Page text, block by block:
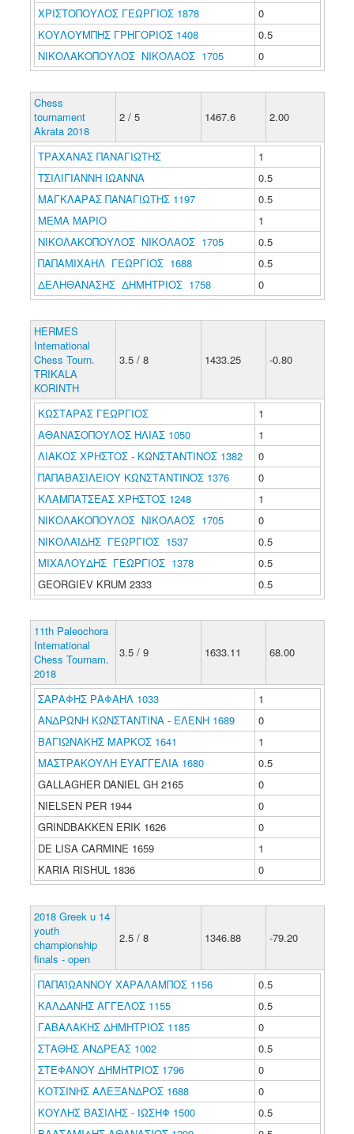
ΧΡΙΣΤΟΠΟΥΛΟΣ ΓΕΩΡΓΙΟΣ 1878
0
ΚΟΥΛΟΥΜΠΗΣ ΓΡΗΓΟΡΙΟΣ 1408
0.5
ΝΙΚΟΛΑΚΟΠΟΥΛΟΣ ΝΙΚΟΛΑΟΣ 1705
0
Chess
tournament
Akrata 2018
2 / 5 1467.6 2.00
ΤΡΑΧΑΝΑΣ ΠΑΝΑΓΙΩΤΗΣ
1
ΤΣΙΛΙΓΙΑΝΝΗ ΙΩΑΝΝΑ
0.5
ΜΑΓΚΛΑΡΑΣ ΠΑΝΑΓΙΩΤΗΣ 1197
0.5
ΜΕΜΑ ΜΑΡΙΟ
1
ΝΙΚΟΛΑΚΟΠΟΥΛΟΣ ΝΙΚΟΛΑΟΣ 1705
0.5
ΠΑΠΑΜΙΧΑΗΛ ΓΕΩΡΓΙΟΣ 1688
0.5
ΔΕΛΗΘΑΝΑΣΗΣ ΔΗΜΗΤΡΙΟΣ 1758
0
HERMES
International
Chess Tourn.
TRIKALA
KORINTH
3.5 / 8 1433.25 -0.80
ΚΩΣΤΑΡΑΣ ΓΕΩΡΓΙΟΣ
1
ΑΘΑΝΑΣΟΠΟΥΛΟΣ ΗΛΙΑΣ 1050
1
ΛΙΑΚΟΣ ΧΡΗΣΤΟΣ - ΚΩΝΣΤΑΝΤΙΝΟΣ 1382
0
ΠΑΠΑΒΑΣΙΛΕΙΟΥ ΚΩΝΣΤΑΝΤΙΝΟΣ 1376
0
ΚΛΑΜΠΑΤΣΕΑΣ ΧΡΗΣΤΟΣ 1248
1
ΝΙΚΟΛΑΚΟΠΟΥΛΟΣ ΝΙΚΟΛΑΟΣ 1705
0
ΝΙΚΟΛΑΪΔΗΣ ΓΕΩΡΓΙΟΣ 1537
0.5
ΜΙΧΑΛΟΥΔΗΣ ΓΕΩΡΓΙΟΣ 1378
0.5
GEORGIEV KRUM 2333
0.5
11th Paleochora
International
Chess Tournam.
2018
3.5 / 9 1633.11 68.00
ΣΑΡΑΦΗΣ ΡΑΦΑΗΛ 1033
1
ΑΝΔΡΩΝΗ ΚΩΝΣΤΑΝΤΙΝΑ - ΕΛΕΝΗ 1689
0
ΒΑΓΙΩΝΑΚΗΣ ΜΑΡΚΟΣ 1641
1
ΜΑΣΤΡΑΚΟΥΛΗ ΕΥΑΓΓΕΛΙΑ 1680
0.5
GALLAGHER DANIEL GH 2165
0
NIELSEN PER 1944
0
GRINDBAKKEN ERIK 1626
0
DE LISA CARMINE 1659
1
KARIA RISHUL 1836
0
2018 Greek u 14
youth
championship
finals - open
2.5 / 8 1346.88 -79.20
ΠΑΠΑΪΩΑΝΝΟΥ ΧΑΡΑΛΑΜΠΟΣ 1156
0.5
ΚΑΛΔΑΝΗΣ ΑΓΓΕΛΟΣ 1155
0.5
ΓΑΒΑΛΑΚΗΣ ΔΗΜΗΤΡΙΟΣ 1185
0
ΣΤΑΘΗΣ ΑΝΔΡΕΑΣ 1002
0.5
ΣΤΕΦΑΝΟΥ ΔΗΜΗΤΡΙΟΣ 1796
0
ΚΟΤΣΙΝΗΣ ΑΛΕΞΑΝΔΡΟΣ 1688
0
ΚΟΥΛΗΣ ΒΑΣΙΛΗΣ - ΙΩΣΗΦ 1500
0.5